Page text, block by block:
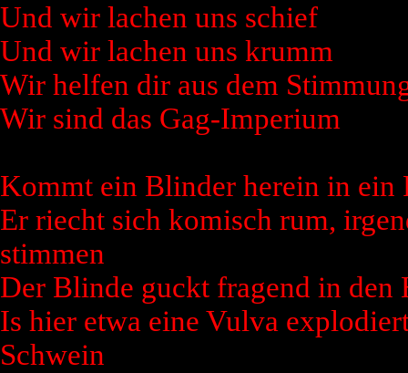
Und wir lachen uns schief
Und wir lachen uns krumm
Wir helfen dir aus dem
Wir sind das Gag-Imperium
Kommt ein Blinder herein in ein
Er riecht sich komisch rum,
stimmen
Der Blinde guckt fragend in den
Is hier etwa eine Vulva
Schwein